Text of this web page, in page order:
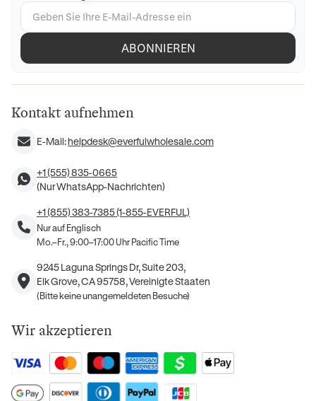
ABONNIEREN
Kontakt aufnehmen
E-Mail:helpdesk@everfulwholesale.com
+1 (555) 835-0665
(Nur WhatsApp-Nachrichten)
+1 (855) 383-7385 (1-855-EVERFUL)
Nur auf Englisch
Mo.–Fr., 9:00–17:00 Uhr Pacific Time
9245 Laguna Springs Dr, Suite 203,
Elk Grove, CA 95758, Vereinigte Staaten
(Bitte keine unangemeldeten Besuche)
Wir akzeptieren